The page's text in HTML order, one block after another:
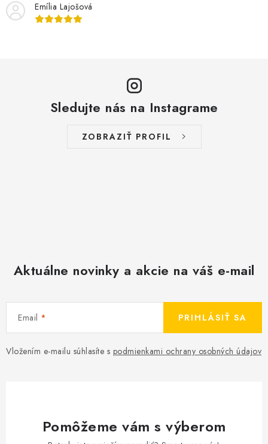
Emília Lajošová
Sledujte nás na Instagrame
ZOBRAZIŤ PROFIL
Aktuálne novinky a akcie na váš e-mail
Email
Vložením e-mailu súhlasíte s podmienkami ochrany osobných údajov
PRIHLÁSIŤ SA
Pomôžeme vám s výberom